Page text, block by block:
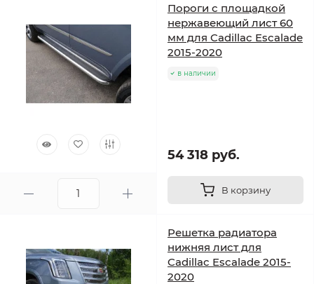
Пороги с площадкой
нержавеющий лист 60
мм для Cadillac Escalade
2015-2020
в наличии
54 318 руб.
В корзину
Решетка радиатора
нижняя лист для
Cadillac Escalade 2015-
2020